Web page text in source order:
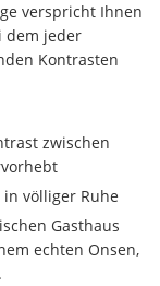
verspricht Ihnen
dem jeder
Kontrasten
zwischen
völliger Ruhe
Gasthaus
echten Onsen,